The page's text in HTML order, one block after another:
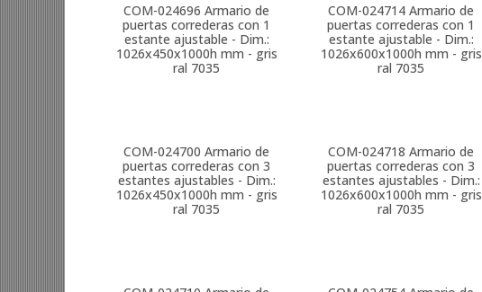
COM-024696 Armario de
puertas correderas con 1
estante ajustable - Dim.:
1026x450x1000h mm - gris
ral 7035
COM-024714 Armario de
puertas correderas con 1
estante ajustable - Dim.:
1026x600x1000h mm - gris
ral 7035
COM-024700 Armario de
puertas correderas con 3
estantes ajustables - Dim.:
1026x450x1000h mm - gris
ral 7035
COM-024718 Armario de
puertas correderas con 3
estantes ajustables - Dim.:
1026x600x1000h mm - gris
ral 7035